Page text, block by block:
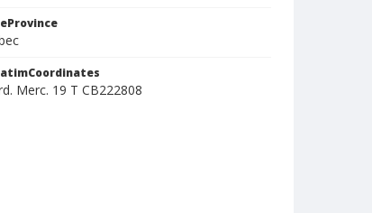
Merc. 19 T CB222808